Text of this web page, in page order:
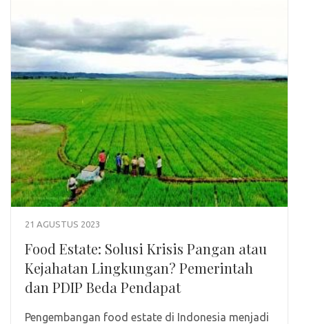
21 AGUSTUS 2023
Food Estate: Solusi Krisis Pangan atau
Kejahatan Lingkungan? Pemerintah
dan PDIP Beda Pendapat
Pengembangan food estate di Indonesia menjadi